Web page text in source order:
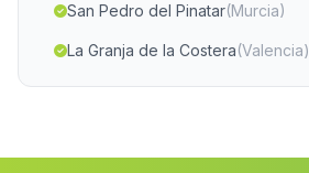
San Pedro del Pinatar(Murcia)
La Granja de la Costera(Valencia)
La Herrera(Albacete)